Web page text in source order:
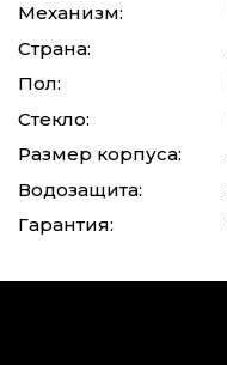
Механизм:
Страна:
Пол:
Стекло:
Размер корпуса:
Водозащита:
Гарантия: